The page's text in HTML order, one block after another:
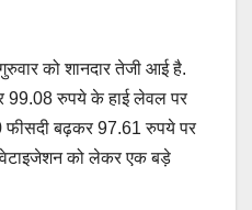
को शानदार तेजी आई है.
99.08 रुपये के हाई लेवल पर
फीसदी बढ़कर 97.61 रुपये पर
को लेकर एक बड़े